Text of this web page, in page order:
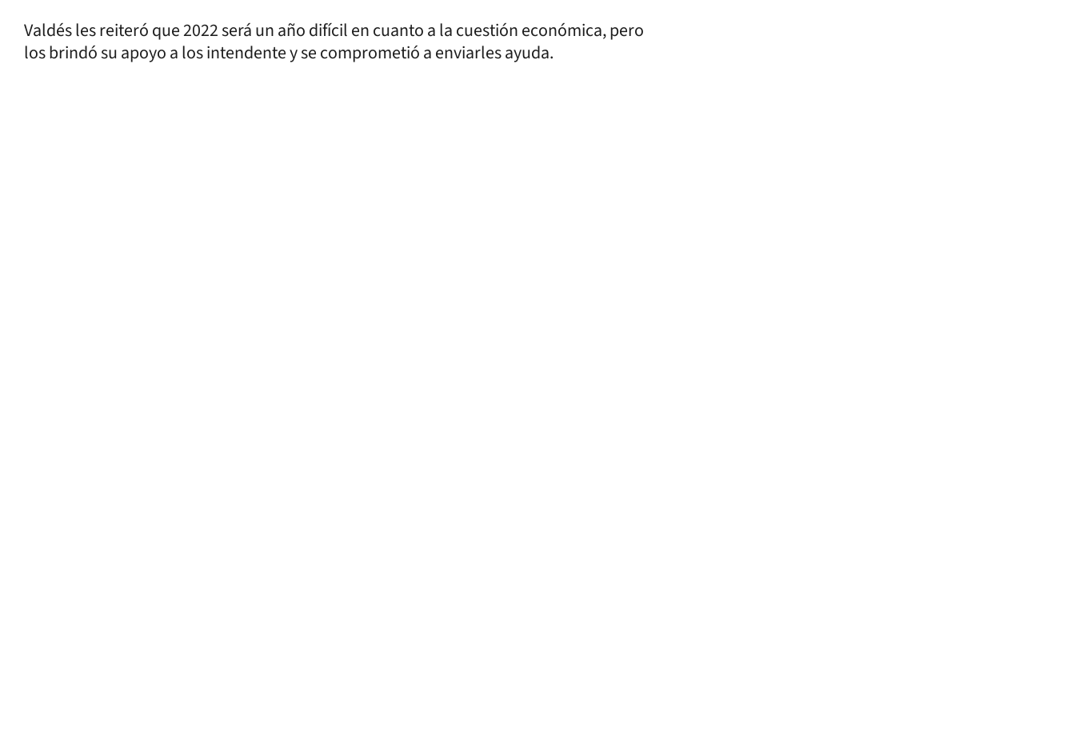
Valdés les reiteró que 2022 será un año difícil en cuanto a la cuestión económica, pero
los brindó su apoyo a los intendente y se comprometió a enviarles ayuda.